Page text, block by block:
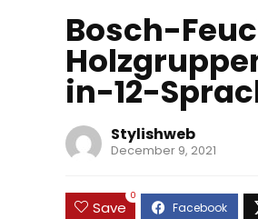
Bosch-
in-12-
Stylishweb
December 9, 2021
Save
0